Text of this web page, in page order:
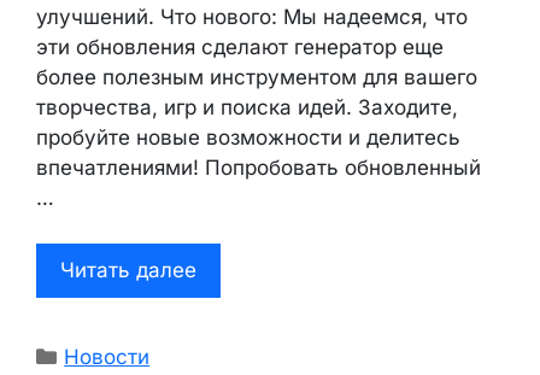
улучшений. Что нового: Мы надеемся, что
эти обновления сделают генератор еще
более полезным инструментом для вашего
творчества, игр и поиска идей. Заходите,
пробуйте новые возможности и делитесь
впечатлениями! Попробовать обновленный
…
Читать далее
Рубрики
Новости